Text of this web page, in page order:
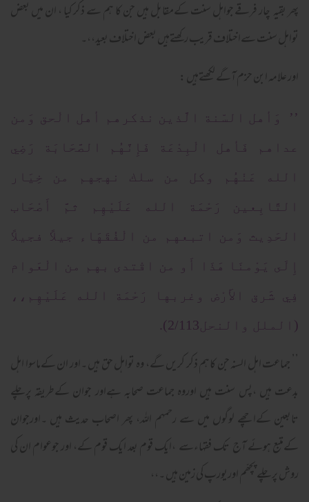
پھر بقیہ چار فرقے جواہل سنت کےمقابل ہیں جن کا ہم سے ذکر کیا ، ان میں بعض
تواہل سنت سےاختلاف قریب رکھتےہیں بعض اختلاف بعید،،۔
اور علامہ ابن حزم آگے لکھتےہیں :
’’ وَأهل السّنة الَّذين نذكرهم أهل الْحق وَمن
عداهم فَأهل الْبِدْعَة فَإِنَّهُم الصَّحَابَة رَضِي
الله عَنْهُم وكل من سلك نهجهم من خِيَار
التَّابِعين رَحْمَة الله عَلَيْهِم ثمَّ أَصْحَاب
الحَدِيث وَمن اتبعهم من الْفُقَهَاء جيلاً فجيلاً
إِلَى يَوْمنَا هَذَا أَو من اقْتدى بهم من الْعَوام
فِي شَرق الأَرْض وغربها رَحْمَة الله عَلَيْهِم،،
(الملل والنحل2/113).
’’ جماعت اہل السنہ جن کاہم ذکر کریں گے، وہ تواہل حق ہیں ۔اور ان کےماسوا اہل
بدعت ہیں ،پس سنت ہیں اوروہ جماعت صحابہ ہےاور جوان کےطریقہ پرچلے
تابعین کےاچھے لوگوں میں سے رحمہم اللہ، پھر اصحاب حدیث ہیں ۔اورجوان
کےمتبع ہوئے آج تک فقہاءسے ،ایک قوم بعد ایک قوم کے، اور جوعوام ان کی
روش پرچلے پچھّم اوریورپ کی زمین ہیں ۔،،